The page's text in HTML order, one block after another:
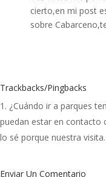
cierto,en mi post
sobre
Trackbacks/Pingbacks
¿Cuándo ir a parques
puedan estar en contacto
lo sé porque nuestra
Enviar Un Comentario